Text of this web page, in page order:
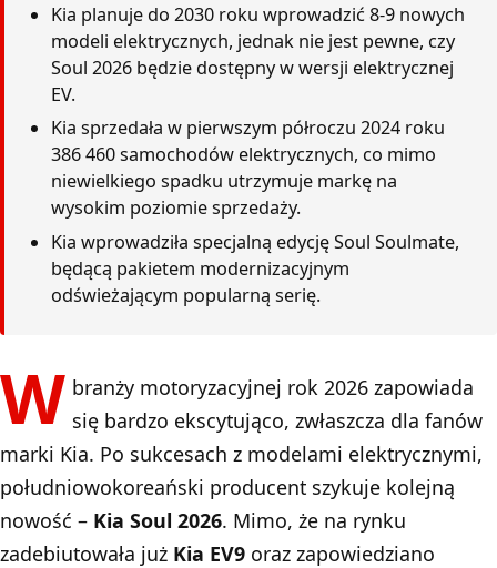
Kia planuje do 2030 roku wprowadzić 8-9 nowych
modeli elektrycznych, jednak nie jest pewne, czy
Soul 2026 będzie dostępny w wersji elektrycznej
EV.
Kia sprzedała w pierwszym półroczu 2024 roku
386 460 samochodów elektrycznych, co mimo
niewielkiego spadku utrzymuje markę na
wysokim poziomie sprzedaży.
Kia wprowadziła specjalną edycję Soul Soulmate,
będącą pakietem modernizacyjnym
odświeżającym popularną serię.
W branży motoryzacyjnej rok 2026 zapowiada
się bardzo ekscytująco, zwłaszcza dla fanów
marki Kia. Po sukcesach z modelami elektrycznymi,
południowokoreański producent szykuje kolejną
nowość – Kia Soul 2026. Mimo, że na rynku
zadebiutowała już Kia EV9 oraz zapowiedziano